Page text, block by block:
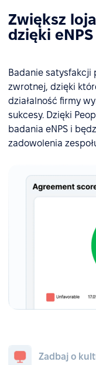
Zwiększ
dzięki eNPS
Badanie satysfakcji
zwrotnej, dzięki
działalność firmy
sukcesy. Dzięki
badania eNPS i
zadowolenia
Zadbaj o